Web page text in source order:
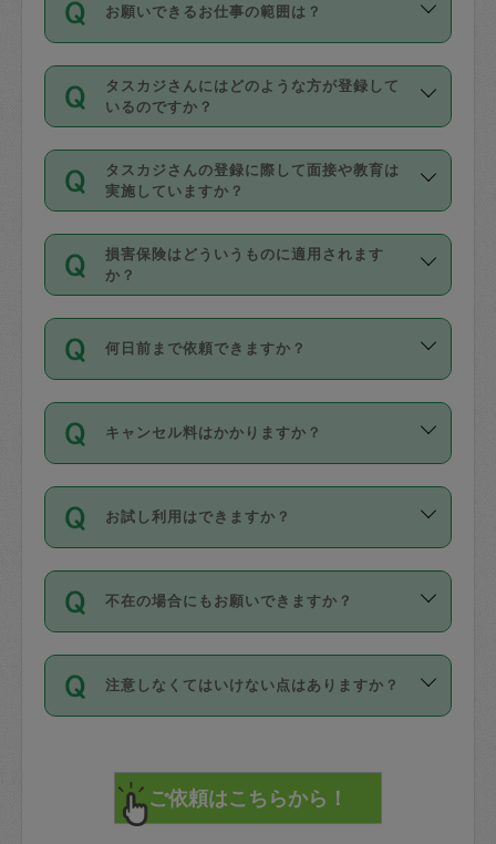
銀行振込や現金払いも対応していませ
なお、タスカジさんの交通費も、依頼料
金のご請求と合わせてお支払いとなりま
動計算で表示されます。
（例：毎週定期の場合は３回以上のキャ
ンセルが有償（1200円、隔週定期の場合
は２回以上のキャンセルが有償（1200
たり３時間です。
・ＡＭ ９時～１２時
・ＰＭ １３時～１６時
・夜 １８時～２１時
開始時間を２時間前後変更することが可
能です。依頼送信後、個別にタスカジさ
んにメッセージを送り調整してくださ
い。ただし、２時間を越えての調整はで
時間も被らない場合、損害保険の対象外
お願いできるお仕事の範囲は？
掃除、整理収納、洗濯、買い物、料理、
作り置きです。タスカジさんによってで
きる仕事の範囲が異なりますので、依頼
する前にタスカジさんのプロフィールで
確認してください。
基本的に、高所での作業や危険作業、屋
外での作業は対象外です。
タスカジさんにはどのような方が登録して
いるのですか？
主婦として長年の家事経験をお持ちの
方、栄養士・調理師といった資格者で保
育園や学校の給食やレストランで料理関
係の専門職に従事されていた方、日本で
すでにハウスキーパーや英語の先生とし
てお仕事をしているフィリピン出身の
社員など様々なバックグラウンドの方が
登録しています。
日本語も話せる方など様々です。
ールに記載していますので、各自の得意
を依頼してください。
タスカジさんの登録に際して面接や教育は
実施していますか？
応募の際に、各自事務局との面接と説明
を行っています。その後、身分証明書の
写真提出をしていただいています。外国
確認しています。タスカジさんトレーニ
ング動画を使ったセルフトレーニングの
現場トライアルを受け、合格したタスカ
ジさんが活動されています。
※テストセンターの講評は１件目のレビュ
参考
【詳細】タスカジさんの登録に際
損害保険はどういうものに適用されます
か？
依頼者とタスカジさんとの間でタスカジ
を通して成立した作業時間内での作業に
適用されます。作業範囲は、掃除、洗
です。作業中に物を壊したり、人にけが
をさせたりした場合が対象で、補償金額
す。
写真を撮り、
詳細FAQ：
損害賠償保険について教えて
何日前まで依頼できますか？
ご依頼は、現在を起点に3日後（72時間
以降）の日時から受付可能となっていま
す。
タスカジさんへ「募集」をかけることが
可能です。
キャンセル料はかかりますか？
キャンセル料には、以下の2種類がありま
す。
1. 直前キャンセル（定期、スポット契約
共通）
72時間を超える※と、以下のキャンセル
料が発生します。
直前キャンセル料：
72時間前〜24時間前＝依頼料金の50%
お試し利用はできますか？
「お試し利用」というメニューはありま
せんが、「一回のみ」依頼を活用するこ
とによって、気に入ったタスカジさんを
まず、条件の合う気になるタスカジさ
みてください。
その後、一番気に入ったタスカジさんに
不在の場合にもお願いできますか？
不在の場合の作業はタスカジさんの同意
が必要です。数回の依頼ののち、タスカ
ジさんと依頼者の間で十分な信頼関係が
てください。
不在時に部屋に入るためにタスカジさん
注意しなくてはいけない点はありますか？
で、必ず鍵のかかるロッカーや金庫に入
れて依頼者の責任の元管理するよう心掛
けてください。